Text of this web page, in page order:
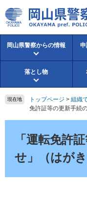
ー
ジ
の
ニ
ュ
ー
て
本
へ
岡山県警察からの情報
落とし物
現在地 トップページ > 組織
免許証等の更新手続
「運転免許
せ」（はが